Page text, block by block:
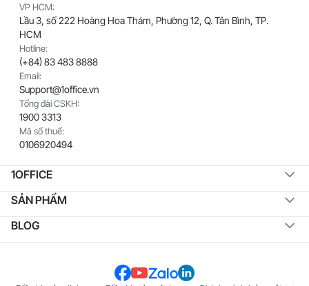
VP HCM:
Lầu 3, số 222 Hoàng Hoa Thám, Phường 12, Q. Tân Bình, TP.
HCM
Hotline:
(+84) 83 483 8888
Email:
Support@1office.vn
Tổng đài CSKH:
1900 3313
Mã số thuế:
0106920494
1OFFICE
SẢN PHẨM
BLOG